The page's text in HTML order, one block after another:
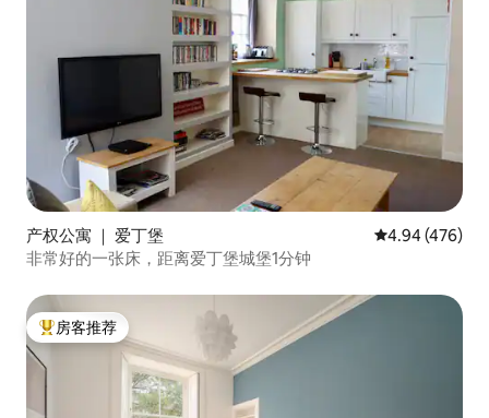
产权公寓 ｜ 爱丁堡 平均评分 4.94
4.94 (476)
非常好的一张床，距离爱丁堡城堡1分钟
热门「房客推荐」
房客推荐